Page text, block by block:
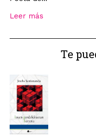
Leer más
Te